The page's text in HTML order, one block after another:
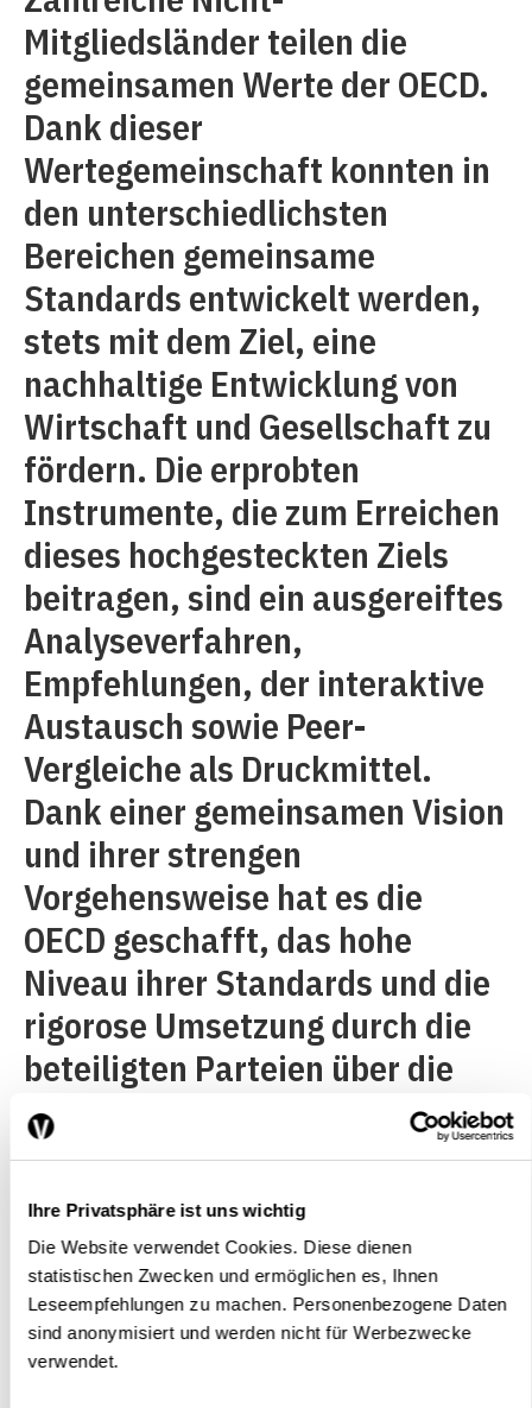
Ihre Privatsphäre ist uns wichtig
Die Website verwendet Cookies. Diese dienen
statistischen Zwecken und ermöglichen es, Ihnen
Leseempfehlungen zu machen. Personenbezogene Daten
sind anonymisiert und werden nicht für Werbezwecke
verwendet.
Mitgliedsländer teilen die
gemeinsamen Werte der OECD.
Dank dieser
Wertegemeinschaft konnten in
den unterschiedlichsten
Bereichen gemeinsame
Standards entwickelt werden,
stets mit dem Ziel, eine
nachhaltige Entwicklung von
Wirtschaft und Gesellschaft zu
fördern. Die erprobten
Instrumente, die zum Erreichen
dieses hochgesteckten Ziels
beitragen, sind ein ausgereiftes
Analyseverfahren,
Empfehlungen, der interaktive
Austausch sowie Peer-
Vergleiche als Druckmittel.
Dank einer gemeinsamen Vision
und ihrer strengen
Vorgehensweise hat es die
OECD geschafft, das hohe
Niveau ihrer Standards und die
rigorose Umsetzung durch die
beteiligten Parteien über die
Jahre hin zu bewahren.
Heute steht die OECD am
Scheideweg: Aufgrund ihres
guten Rufes wollen neue
Staaten Mitglied werden. Chile
ist der OECD 2010 beigetreten,